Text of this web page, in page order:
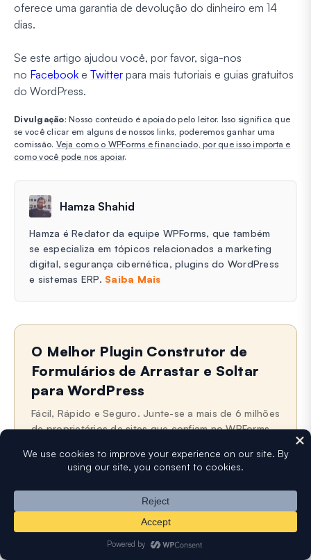
oferece uma garantia de devolução do dinheiro em 14
dias.
Se este artigo ajudou você, por favor, siga-nos
no Facebook e Twitter para mais tutoriais e guias gratuitos
do WordPress.
Divulgação: Nosso conteúdo é apoiado pelo leitor. Isso significa que
se você clicar em alguns de nossos links, poderemos ganhar uma
comissão. Veja como o WPForms é financiado, por que isso importa e
como você pode nos apoiar.
Hamza Shahid
Hamza é Redator da equipe WPForms, que também
se especializa em tópicos relacionados a marketing
digital, segurança cibernética, plugins do WordPress
e sistemas ERP. Saiba Mais
O Melhor Plugin Construtor de
Formulários de Arrastar e Soltar
para WordPress
Fácil, Rápido e Seguro. Junte-se a mais de 6 milhões
de proprietários de sites que confiam no WPForms.
Digite o URL do seu site WordPress para instalar
o
E
-
m